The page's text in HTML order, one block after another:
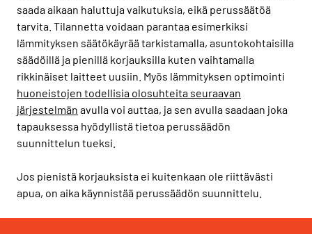
saada aikaan haluttuja vaikutuksia, eikä perussäätöä
tarvita. Tilannetta voidaan parantaa esimerkiksi
lämmityksen säätökäyrää tarkistamalla, asuntokohtaisilla
säädöillä ja pienillä korjauksilla kuten vaihtamalla
rikkinäiset laitteet uusiin. Myös lämmityksen optimointi
huoneistojen todellisia olosuhteita seuraavan
järjestelmän avulla voi auttaa, ja sen avulla saadaan joka
tapauksessa hyödyllistä tietoa perussäädön
suunnittelun tueksi.
Jos pienistä korjauksista ei kuitenkaan ole riittävästi
apua, on aika käynnistää perussäädön suunnittelu.